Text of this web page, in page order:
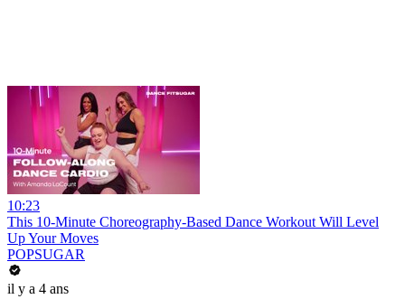
10:23
This 10-Minute Choreography-Based Dance Workout Will Level
Up Your Moves
POPSUGAR
il y a 4 ans